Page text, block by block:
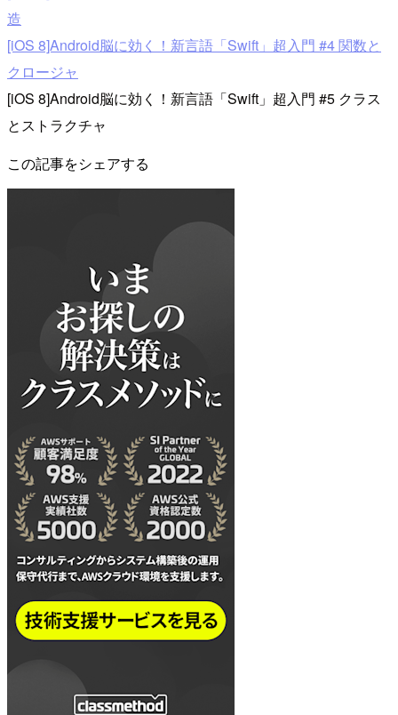
造
[iOS 8]Android脳に効く！新言語「Swift」超入門 #4 関数と
クロージャ
[iOS 8]Android脳に効く！新言語「Swift」超入門 #5 クラス
とストラクチャ
この記事をシェアする